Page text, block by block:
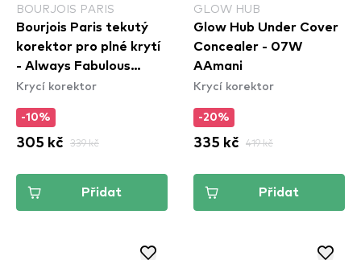
BOURJOIS PARIS
Bourjois Paris tekutý
korektor pro plné krytí
- Always Fabulous
Concealer - 300 Beige
Krycí korektor
-10%
305 kč 339 kč
Přidat
GLOW HUB
Glow Hub Under Cover
Concealer - 07W
AAmani
Krycí korektor
-20%
335 kč 419 kč
Přidat